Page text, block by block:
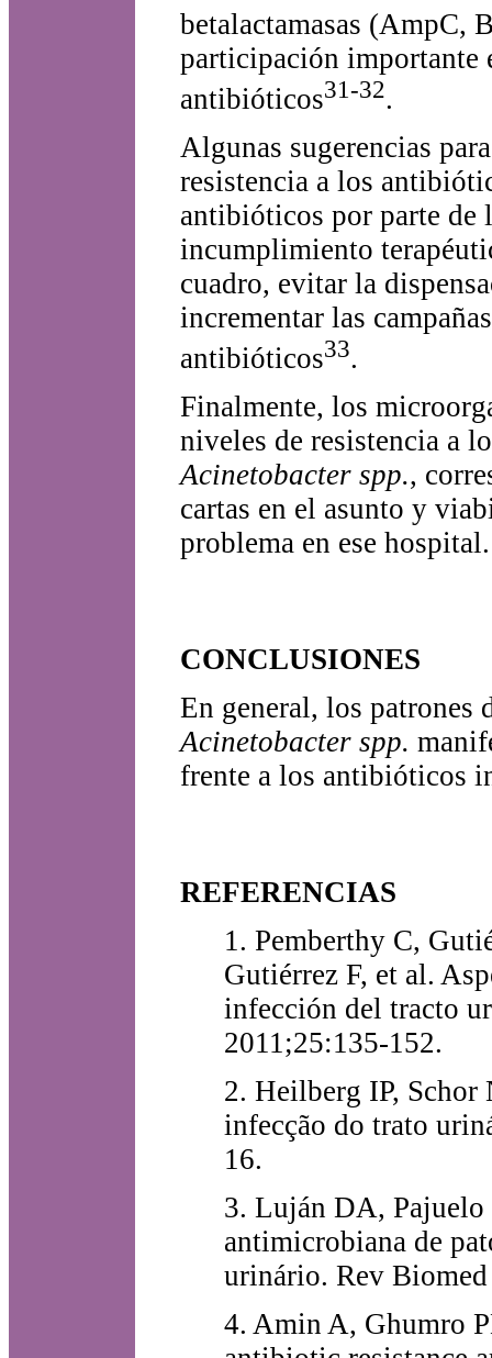
betalactamasas (AmpC,
participación importante
antibióticos31-32.
Algunas sugerencias
resistencia a los
antibióticos por parte de
incumplimiento
cuadro, evitar la
incrementar las
antibióticos33.
Finalmente, los
niveles de resistencia a
Acinetobacter spp.,
cartas en el asunto y
problema en ese hospital.
CONCLUSIONES
En general, los patrones
Acinetobacter spp.
frente a los antibióticos
REFERENCIAS
1. Pemberthy C,
Gutiérrez F, et al.
infección del tracto
2011;25:135-152.
2. Heilberg IP, Schor
infecção do trato
16.
3. Luján DA, Pajuelo
antimicrobiana de
urinário. Rev
4. Amin A, Ghumro